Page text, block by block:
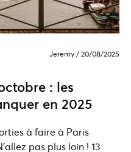
Jeremy / 20/08/2025
: les
en 2025
à faire à Paris
pas plus loin ! 13